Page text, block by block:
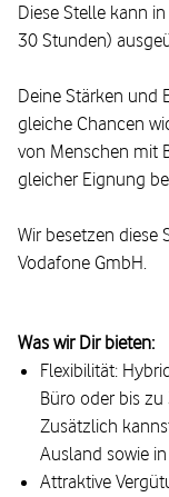
Diese Stelle kann
30 Stunden)
Deine Stärken und
gleiche Chancen
von Menschen mit
gleicher Eignung
Wir besetzen
Vodafone GmbH.
Was wir Dir bieten:
Flexibilität:
Büro oder bis
Zusätzlich
Ausland sowie
Attraktive